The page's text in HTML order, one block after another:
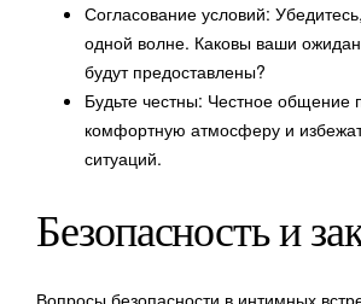
Согласование условий:
одной волне. Каковы ваши
будут предоставлены?
Будьте честны: Честное общение
комфортную атмосферу и
ситуаций.
Безопасность и
Вопросы безопасности в интимных